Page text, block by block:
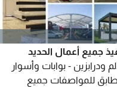
جميع أعمال الحديد
ودرابزين - بوابات وأسوار
للمواصفات جميع